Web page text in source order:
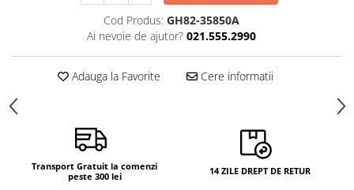
Suruburi si adezivi
Touchscreen
Piese din dezmembrari (SWAP)
Scule Service GSM
Cod Produs: GH82-35850A
Ai nevoie de ajutor? 021.555.2990
Adauga la Favorite Cere informatii
Transport Gratuit la comenzi
peste 300 lei
14 ZILE DREPT DE RETUR